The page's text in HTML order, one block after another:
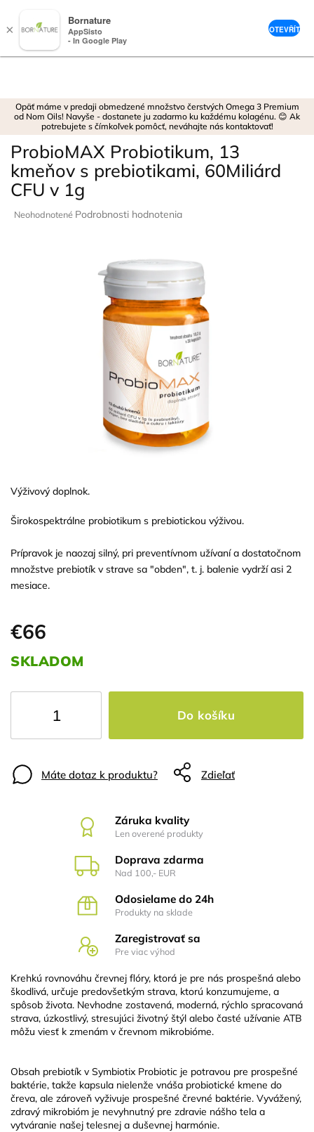
obsah
Opäť máme v predaji obmedzené množstvo čerstvých Omega 3 Premium
od Nom Oils! Navyše - dostanete ju zadarmo ku každému kolagénu. 😊 Ak
potrebujete s čímkoľvek pomôcť, neváhajte nás kontaktovať!
ProbioMAX Probiotikum, 13
kmeňov s prebiotikami, 60Miliárd
CFU v 1g
Priemerné
Neohodnotené Podrobnosti hodnotenia
€66
SKLADOM
Do košíku
Výživový doplnok.
Širokospektrálne probiotikum s prebiotickou výživou.
Prípravok je naozaj silný, pri preventívnom užívaní a dostatočnom
množstve prebiotík v strave sa "obden", t. j. balenie vydrží asi 2
mesiace.
Máte dotaz k produktu? Zdieľať
Záruka kvality
Len overené produkty
Doprava zdarma
Nad 100,- EUR
Odosielame do 24h
Produkty na sklade
Zaregistrovať sa
Pre viac výhod
Krehkú rovnováhu črevnej flóry, ktorá je pre nás prospešná alebo
škodlivá, určuje predovšetkým strava, ktorú konzumujeme, a
spôsob života. Nevhodne zostavená, moderná, rýchlo spracovaná
strava, úzkostlivý, stresujúci životný štýl alebo časté užívanie ATB
môžu viesť k zmenám v črevnom mikrobióme.
Obsah prebiotík v Symbiotix Probiotic je potravou pre prospešné
baktérie, takže kapsula nielenže vnáša probiotické kmene do
čreva, ale zároveň vyživuje prospešné črevné baktérie. Vyvážený,
zdravý mikrobióm je nevyhnutný pre zdravie nášho tela a
vytváranie našej telesnej a duševnej harmónie.
×
Bornature
AppSisto
- In Google Play
OTEVŘÍT